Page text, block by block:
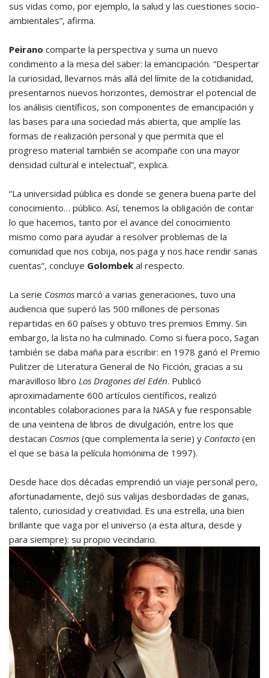
sus vidas como, por ejemplo, la salud y las cuestiones socio-
ambientales”, afirma.
Peirano comparte la perspectiva y suma un nuevo
condimento a la mesa del saber: la emancipación. “Despertar
la curiosidad, llevarnos más allá del límite de la cotidianidad,
presentarnos nuevos horizontes, demostrar el potencial de
los análisis científicos, son componentes de emancipación y
las bases para una sociedad más abierta, que amplíe las
formas de realización personal y que permita que el
progreso material también se acompañe con una mayor
densidad cultural e intelectual”, explica.
“La universidad pública es donde se genera buena parte del
conocimiento… público. Así, tenemos la obligación de contar
lo que hacemos, tanto por el avance del conocimiento
mismo como para ayudar a resolver problemas de la
comunidad que nos cobija, nos paga y nos hace rendir sanas
cuentas”, concluye Golombek al respecto.
La serie Cosmos marcó a varias generaciones, tuvo una
audiencia que superó las 500 millones de personas
repartidas en 60 países y obtuvo tres premios Emmy. Sin
embargo, la lista no ha culminado. Como si fuera poco, Sagan
también se daba maña para escribir: en 1978 ganó el Premio
Pulitzer de Literatura General de No Ficción, gracias a su
maravilloso libro Los Dragones del Edén. Publicó
aproximadamente 600 artículos científicos, realizó
incontables colaboraciones para la NASA y fue responsable
de una veintena de libros de divulgación, entre los que
destacan Cosmos (que complementa la serie) y Contacto (en
el que se basa la película homónima de 1997).
Desde hace dos décadas emprendió un viaje personal pero,
afortunadamente, dejó sus valijas desbordadas de ganas,
talento, curiosidad y creatividad. Es una estrella, una bien
brillante que vaga por el universo (a esta altura, desde y
para siempre): su propio vecindario.